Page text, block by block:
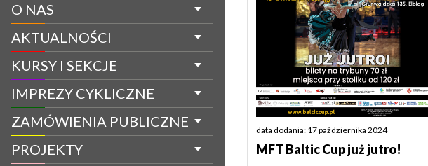
O NAS
AKTUALNOŚCI
KURSY I SEKCJE
IMPREZY CYKLICZNE
ZAMÓWIENIA PUBLICZNE
PROJEKTY
data dodania: 17 października 2024
MFT Baltic Cup już jutro!